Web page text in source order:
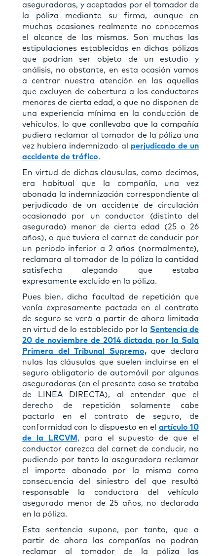
aseguradoras, y aceptadas por el tomador de
la póliza mediante su firma, aunque en
muchas ocasiones realmente no conocemos
el alcance de las mismas. Son muchas las
estipulaciones establecidas en dichas pólizas
que podrían ser objeto de un estudio y
análisis, no obstante, en esta ocasión vamos
a centrar nuestra atención en las aquellas
que excluyen de cobertura a los conductores
menores de cierta edad, o que no disponen de
una experiencia mínima en la conducción de
vehículos, lo que conllevaba que la compañía
pudiera reclamar al tomador de la póliza una
vez hubiera indemnizado al perjudicado de un
accidente de tráfico.
En virtud de dichas cláusulas, como decimos,
era habitual que la compañía, una vez
abonada la indemnización correspondiente al
perjudicado de un accidente de circulación
ocasionado por un conductor (distinto del
asegurado) menor de cierta edad (25 o 26
años), o que tuviera el carnet de conducir por
un periodo inferior a 2 años (normalmente),
reclamara al tomador de la póliza la cantidad
satisfecha alegando que estaba
expresamente excluido en la póliza.
Pues bien, dicha facultad de repetición que
venía expresamente pactada en el contrato
de seguro se verá a partir de ahora limitada
en virtud de lo establecido por la Sentencia de
20 de noviembre de 2014 dictada por la Sala
Primera del Tribunal Supremo,que declara
nulas las cláusulas que suelen incluirse en el
seguro obligatorio de automóvil por algunas
aseguradoras (en el presente caso se trataba
de LINEA DIRECTA), al entender que el
derecho de repetición solamente cabe
pactarlo en el contrato de seguro, de
conformidad con lo dispuesto en el artículo 10
de la LRCVM , para el supuesto de que el
conductor carezca del carnet de conducir, no
pudiendo por tanto la aseguradora reclamar
el importe abonado por la misma como
consecuencia del siniestro del que resultó
responsable la conductora del vehículo
asegurado menor de 25 años, no declarada
en la póliza.
Esta sentencia supone, por tanto, que a
partir de ahora las compañías no podrán
reclamar al tomador de la póliza las